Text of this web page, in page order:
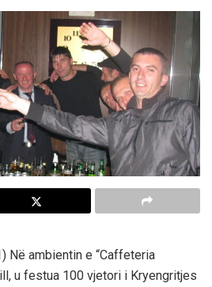
Në ambientin e “Caffeteria
u festua 100 vjetori i Kryengritjes